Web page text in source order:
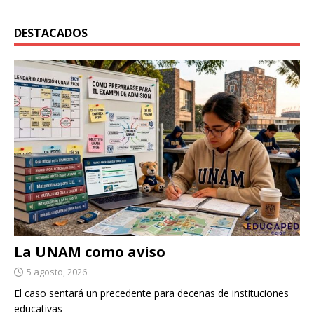
DESTACADOS
La UNAM como aviso
5 agosto, 2026
El caso sentará un precedente para decenas de instituciones
educativas